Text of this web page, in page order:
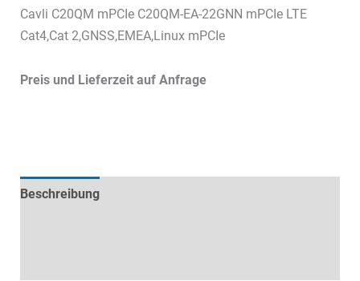
Cavli C20QM mPCIe C20QM-EA-22GNN mPCIe LTE
Cat4,Cat 2,GNSS,EMEA,Linux mPCIe
Preis und Lieferzeit auf Anfrage
Beschreibung